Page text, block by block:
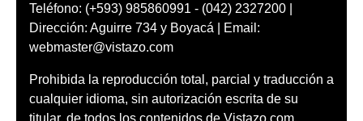
Teléfono: (+593) 985860991 - (042) 2327200 |
Dirección: Aguirre 734 y Boyacá | Email:
webmaster@vistazo.com
Prohibida la reproducción total, parcial y traducción a
cualquier idioma, sin autorización escrita de su
titular, de todos los contenidos de Vistazo.com.